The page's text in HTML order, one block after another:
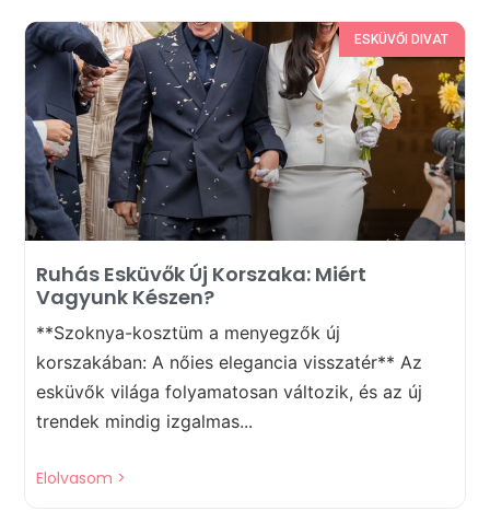
ESKÜVŐI DIVAT
Ruhás Esküvők Új Korszaka: Miért
Vagyunk Készen?
**Szoknya-kosztüm a menyegzők új
korszakában: A nőies elegancia visszatér** Az
esküvők világa folyamatosan változik, és az új
trendek mindig izgalmas...
Elolvasom >